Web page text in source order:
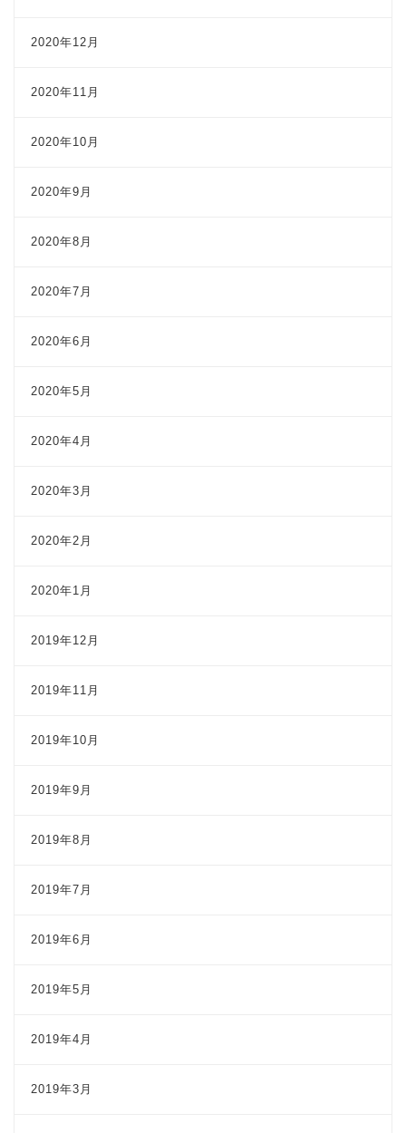
2020年12月
2020年11月
2020年10月
2020年9月
2020年8月
2020年7月
2020年6月
2020年5月
2020年4月
2020年3月
2020年2月
2020年1月
2019年12月
2019年11月
2019年10月
2019年9月
2019年8月
2019年7月
2019年6月
2019年5月
2019年4月
2019年3月